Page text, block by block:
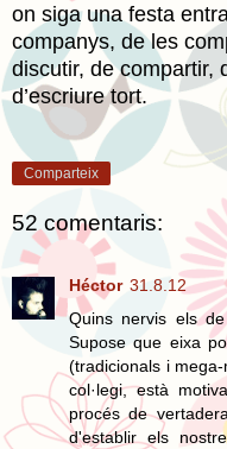
on siga una festa
companys, de les
discutir, de compartir,
d’escriure tort.
Comparteix
52 comentaris:
Héctor 31.8.12
Quins nervis els
Supose que eixa
(tradicionals i
col·legi, està
procés de
d'establir els